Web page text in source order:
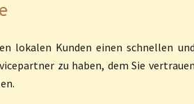
lokalen Kunden einen schnellen und
zu haben, dem Sie vertrauen